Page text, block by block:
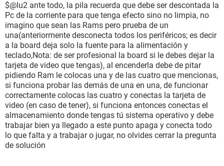
$@lu2 ante todo, la pila recuerda que debe ser descontada la
Pc de la corriente para que tenga efecto sino no limpia, no
imagino que sean las Rams pero prueba de un
una(anteriormente desconecta todos los periféricos; es decir
a la board deja solo la fuente para la alimentación y
teclado,Nota: de ser profesional la board si le debes dejar la
tarjeta de video que tengas), al encenderla debe de pitar
pidiendo Ram le colocas una y de las cuatro que mencionas,
si funciona probar las demás de una en una, de funcionar
correctamente colocas las cuatro y conectas la tarjeta de
video (en caso de tener), si funciona entonces conectas el
almacenamiento donde tengas tú sistema operativo y debe
trabajar bien ya llegado a este punto apaga y conecta todo
lo que falta y a trabajar o jugar, no olvides cerrar la pregunta
de solución